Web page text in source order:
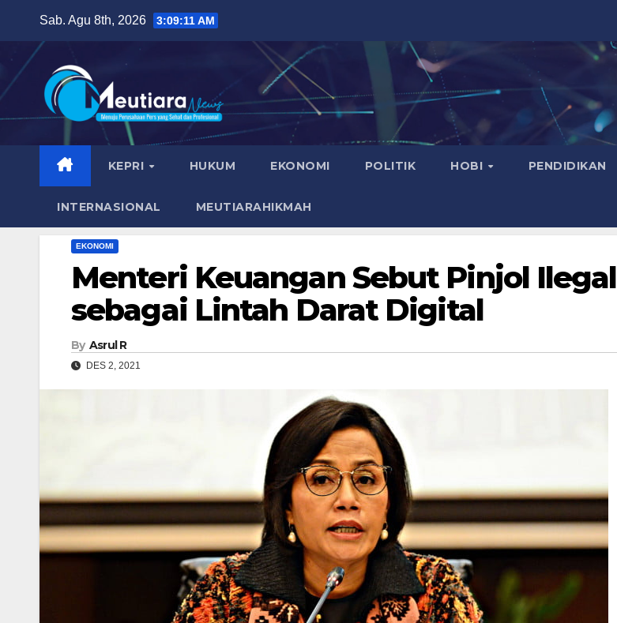
content
Sab. Agu 8th, 2026 3:09:13 AM
KEPRI HUKUM EKONOMI POLITIK HOBI PENDIDIKAN
INTERNASIONAL MEUTIARAHIKMAH
EKONOMI
Menteri Keuangan Sebut Pinjol Ilegal
sebagai Lintah Darat Digital
By Asrul R
DES 2, 2021